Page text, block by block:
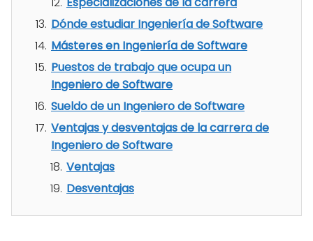
Dónde estudiar Ingeniería de Software
Másteres en Ingeniería de Software
Puestos de trabajo que ocupa un
Ingeniero de Software
Sueldo de un Ingeniero de Software
Ventajas y desventajas de la carrera de
Ingeniero de Software
Ventajas
Desventajas